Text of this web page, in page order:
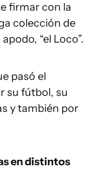
firmar con la
colección de
“el Loco”.
pasó el
su fútbol, su
y también por
en distintos